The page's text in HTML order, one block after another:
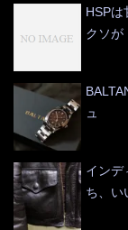
HSP
クソが
ュ
イン
ち、い